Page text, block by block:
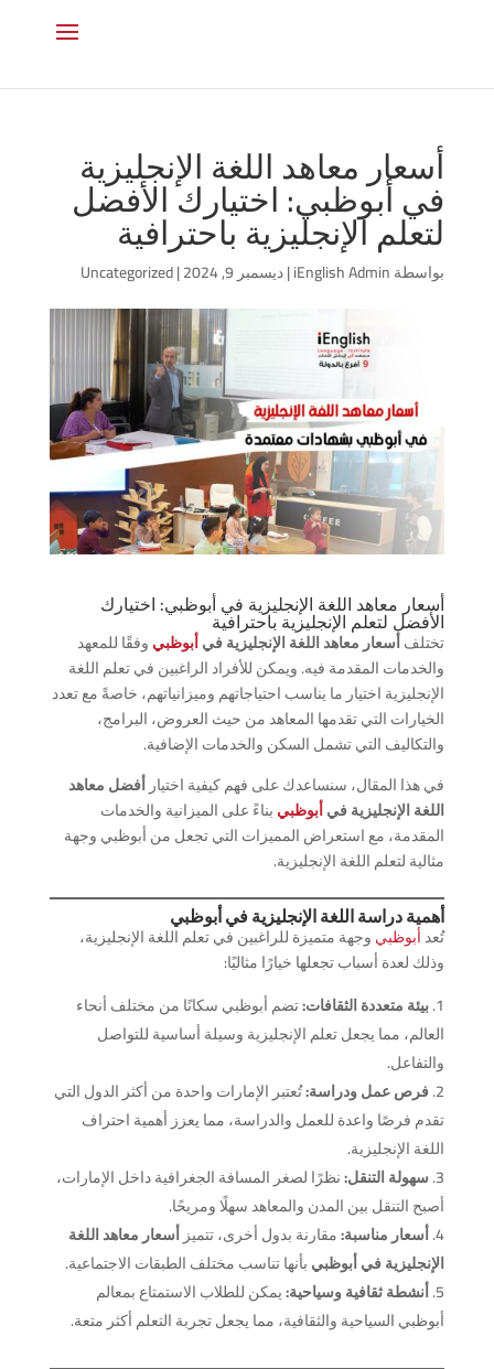
أسعار معاهد اللغة الإنجليزية
في أبوظبي: اختيارك الأفضل
لتعلم الإنجليزية باحترافية
بواسطةiEnglish Admin
|ديسمبر 9, 2024 |
Uncategorized
أسعار معاهد اللغة الإنجليزية في أبوظبي: اختيارك
الأفضل لتعلم الإنجليزية باحترافية
تختلفأسعار معاهد اللغة الإنجليزية فيأبوظبيوفقًا للمعهد
والخدمات المقدمة فيه. ويمكن للأفراد الراغبين في تعلم اللغة
الإنجليزية اختيار ما يناسب احتياجاتهم وميزانياتهم، خاصةً مع تعدد
الخيارات التي تقدمها المعاهد من حيث العروض، البرامج،
والتكاليف التي تشمل السكن والخدمات الإضافية.
في هذا المقال، سنساعدك على فهم كيفية اختيارأفضل معاهد
اللغة الإنجليزية فيأبوظبيبناءً على الميزانية والخدمات
المقدمة، مع استعراض المميزات التي تجعل من أبوظبي وجهة
مثالية لتعلم اللغة الإنجليزية.
أهمية دراسة اللغة الإنجليزية في أبوظبي
تُعدأبوظبيوجهة متميزة للراغبين في تعلم اللغة الإنجليزية،
وذلك لعدة أسباب تجعلها خيارًا مثاليًا:
بيئة متعددة الثقافات:تضم أبوظبي سكانًا من مختلف أنحاء
العالم، مما يجعل تعلم الإنجليزية وسيلة أساسية للتواصل
والتفاعل.
فرص عمل ودراسة:تُعتبر الإمارات واحدة من أكثر الدول التي
تقدم فرصًا واعدة للعمل والدراسة، مما يعزز أهمية احتراف
اللغة الإنجليزية.
سهولة التنقل:نظرًا لصغر المسافة الجغرافية داخل الإمارات،
أصبح التنقل بين المدن والمعاهد سهلًا ومريحًا.
أسعار مناسبة:مقارنة بدول أخرى، تتميزأسعار معاهد اللغة
الإنجليزية في أبوظبيبأنها تناسب مختلف الطبقات الاجتماعية.
أنشطة ثقافية وسياحية:يمكن للطلاب الاستمتاع بمعالم
أبوظبي السياحية والثقافية، مما يجعل تجربة التعلم أكثر متعة.